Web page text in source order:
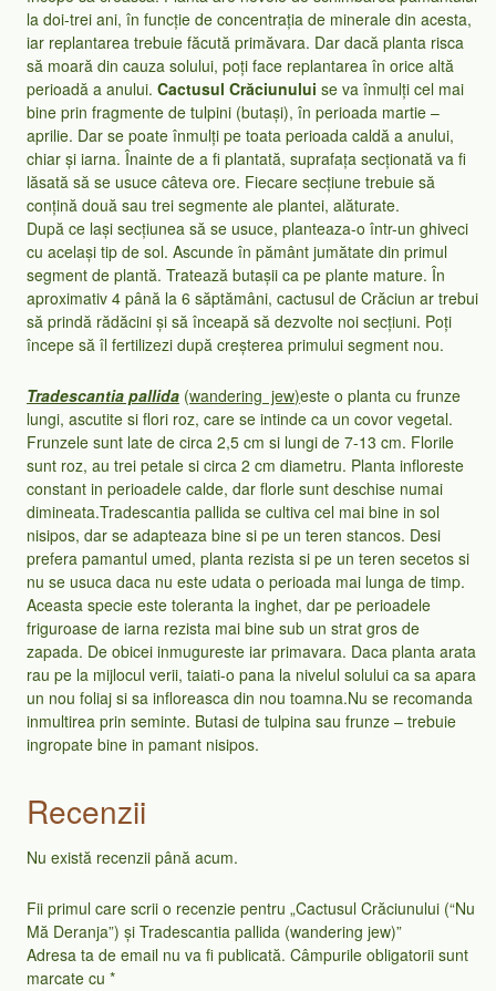
la doi-trei ani, în funcție de concentrația de minerale din acesta,
iar replantarea trebuie făcută primăvara. Dar dacă planta risca
să moară din cauza solului, poți face replantarea în orice altă
perioadă a anului.Cactusul Crăciunului se va înmulți cel mai
bine prin fragmente de tulpini (butași), în perioada martie –
aprilie. Dar se poate înmulți pe toata perioada caldă a anului,
chiar și iarna. Înainte de a fi plantată, suprafața secționată va fi
lăsată să se usuce câteva ore. Fiecare secțiune trebuie să
conțină două sau trei segmente ale plantei, alăturate.
După ce lași secțiunea să se usuce, planteaza-o într-un ghiveci
cu același tip de sol. Ascunde în pământ jumătate din primul
segment de plantă. Tratează butașii ca pe plante mature. În
aproximativ 4 până la 6 săptămâni, cactusul de Crăciun ar trebui
să prindă rădăcini și să înceapă să dezvolte noi secțiuni. Poți
începe să îl fertilizezi după creșterea primului segment nou.
Tradescantia pallida (wandering jew)este o planta cu frunze
lungi, ascutite si flori roz, care se intinde ca un covor vegetal.
Frunzele sunt late de circa 2,5 cm si lungi de 7-13 cm. Florile
sunt roz, au trei petale si circa 2 cm diametru. Planta infloreste
constant in perioadele calde, dar florle sunt deschise numai
dimineata.Tradescantia pallida se cultiva cel mai bine in sol
nisipos, dar se adapteaza bine si pe un teren stancos. Desi
prefera pamantul umed, planta rezista si pe un teren secetos si
nu se usuca daca nu este udata o perioada mai lunga de timp.
Aceasta specie este toleranta la inghet, dar pe perioadele
friguroase de iarna rezista mai bine sub un strat gros de
zapada. De obicei inmugureste iar primavara. Daca planta arata
rau pe la mijlocul verii, taiati-o pana la nivelul solului ca sa apara
un nou foliaj si sa infloreasca din nou toamna.Nu se recomanda
inmultirea prin seminte. Butasi de tulpina sau frunze – trebuie
ingropate bine in pamant nisipos.
Recenzii
Nu există recenzii până acum.
Fii primul care scrii o recenzie pentru „Cactusul Crăciunului (“Nu
Mă Deranja”) și Tradescantia pallida (wandering jew)”
Adresa ta de email nu va fi publicată. Câmpurile obligatorii sunt
marcate cu*